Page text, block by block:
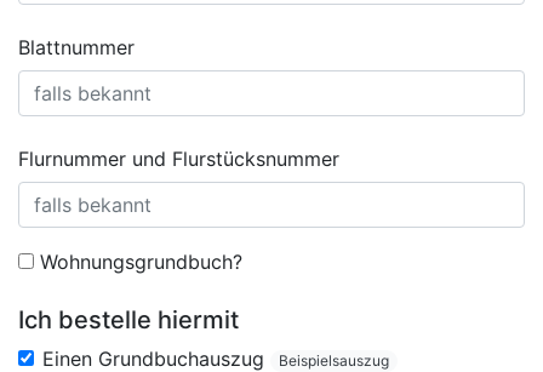
Blattnummer
Flurnummer und Flurstücksnummer
Wohnungsgrundbuch?
Ich bestelle hiermit
Einen Grundbuchauszug Beispielsauszug